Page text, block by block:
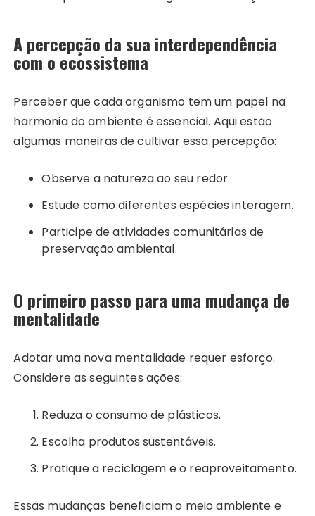
A percepção da sua interdependência
com o ecossistema
Perceber que cada organismo tem um papel na
harmonia do ambiente é essencial. Aqui estão
algumas maneiras de cultivar essa percepção:
Observe a natureza ao seu redor.
Estude como diferentes espécies interagem.
Participe de atividades comunitárias de
preservação ambiental.
O primeiro passo para uma mudança de
mentalidade
Adotar uma nova mentalidade requer esforço.
Considere as seguintes ações:
Reduza o consumo de plásticos.
Escolha produtos sustentáveis.
Pratique a reciclagem e o reaproveitamento.
Essas mudanças beneficiam o meio ambiente e